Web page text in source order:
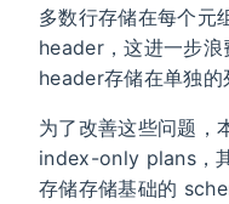
多数行存储在每个元
header，这进一步
header存储在单独的
为了改善这些问题，
index-only plans，
存储存储基础的